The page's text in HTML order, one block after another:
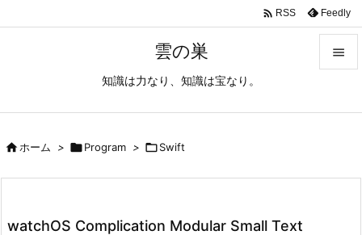
雲の巣
知識は力なり、知識は宝なり。

 RSS Feedly
ホーム > Program > Swift
watchOS Complication Modular Small Text